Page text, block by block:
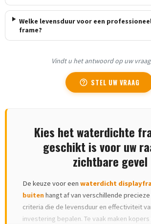
Welke levensduur voor een
frame?
Vindt u het antwoord op uw
help_outline STEL UW VRAAG
Kies het waterdichte
geschikt is voor uw
zichtbare gevel
De keuze voor een waterdicht
buitenhangt af van verschillende
criteria die de levensduur en effectiviteit
investering bepalen. Te vaak maken